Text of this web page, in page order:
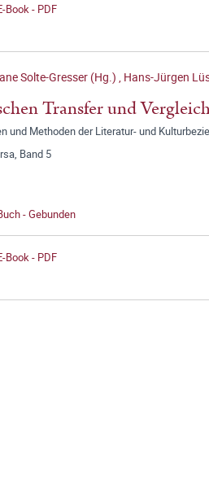
Book - PDF
Solte-Gresser (Hg.) , Hans-Jürgen
Transfer und
und Methoden der Literatur- und
Band 5
- Gebunden
Book - PDF